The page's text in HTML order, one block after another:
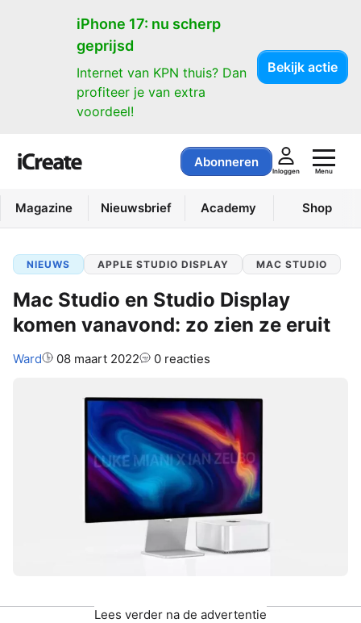
iPhone 17: nu scherp
geprijsd
Internet van KPN thuis? Dan
profiteer je van extra
voordeel!
Bekijk actie
Abonneren
Inloggen Menu
Magazine Nieuwsbrief Academy Shop
NIEUWS APPLE STUDIO DISPLAY MAC STUDIO
Mac Studio en Studio Display
komen vanavond: zo zien ze eruit
Auteur:
Ward 08 maart 2022 0 reacties
Lees verder na de advertentie